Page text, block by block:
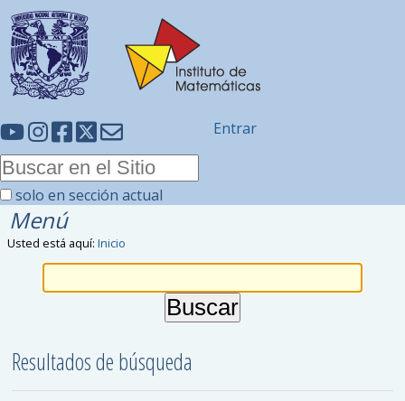
solo en sección actual
Entrar
Menú
Usted está aquí: Inicio
Resultados de búsqueda